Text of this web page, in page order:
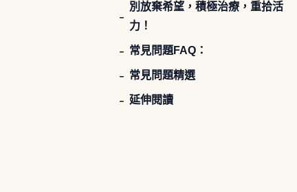
別放棄希望，積極治療，重拾活
力！
常見問題FAQ：
常見問題精選
延伸閱讀